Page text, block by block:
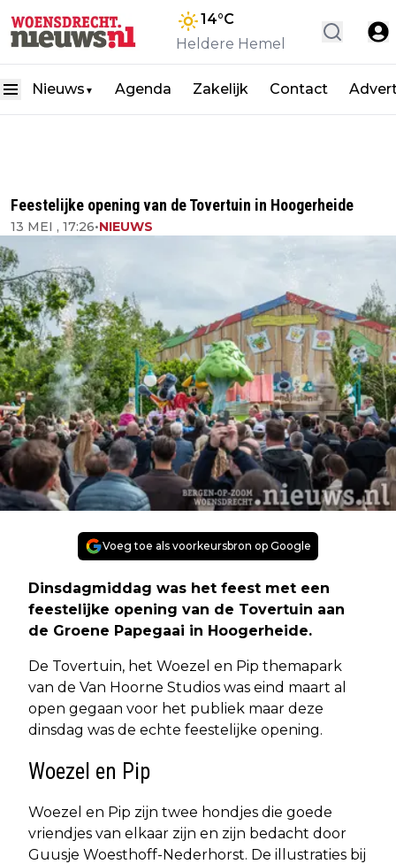
14°C
Heldere Hemel
Nieuws ▼ Agenda Zakelijk Contact
Feestelijke opening van de Tovertuin in Hoogerheide
13 MEI , 17:26•NIEUWS
Voeg toe als voorkeursbron op Google
Dinsdagmiddag was het feest met een
feestelijke opening van de Tovertuin aan
de Groene Papegaai in Hoogerheide.
De Tovertuin, het Woezel en Pip themapark
van de Van Hoorne Studios was eind maart al
open gegaan voor het publiek maar deze
dinsdag was de echte feestelijke opening.
Woezel en Pip
Woezel en Pip zijn twee hondjes die goede
vriendjes van elkaar zijn en zijn bedacht door
Guusje Woesthoff-Nederhorst. De illustraties bij